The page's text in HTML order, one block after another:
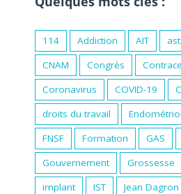
114 Addiction AIT ast
CNAM
Congrès
Coronavirus
COVID-19
droits du travail
FNSF
Formation GAS
Gouvernement
Grossesse
implant
IST Jean Dagron